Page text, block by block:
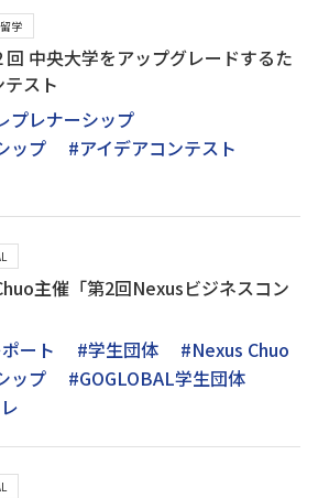
学
回 中央大学をアップグレードするた
スト
プレナーシップ
ップ
#アイデアコンテスト
主催「第2回Nexusビジネスコン
ート
#学生団体
#Nexus Chuo
ップ
#GOGLOBAL学生団体